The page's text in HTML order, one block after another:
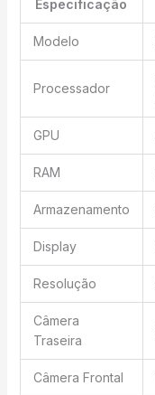
Especificação
Modelo
Processador
GPU
RAM
Armazenamento
Display
Resolução
Câmera
Traseira
Câmera Frontal